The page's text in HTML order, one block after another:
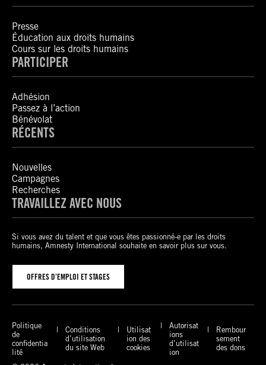
Presse
Éducation aux droits humains
Cours sur les droits humains
PARTICIPER
Adhésion
Passez à l’action
Bénévolat
RÉCENTS
Nouvelles
Campagnes
Recherches
TRAVAILLEZ AVEC NOUS
Si vous avez du talent et que vous êtes passionné-e par les droits
humains, Amnesty International souhaite en savoir plus sur vous.
OFFRES D’EMPLOI ET STAGES
Politique
de
confidentia
lité
Conditions
d’utilisation
du site Web
Utilisat
ion des
cookies
Autorisat
ions
d’utilisat
ion
Rembour
sement
des dons